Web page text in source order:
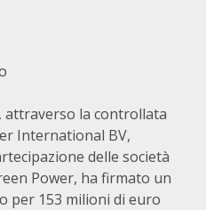
attraverso la controllata
International BV,
delle società
Power, ha firmato un
per 153 milioni di euro